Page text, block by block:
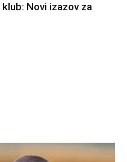
Novi izazov za